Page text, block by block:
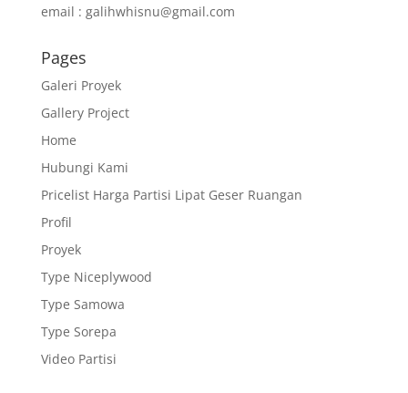
email : galihwhisnu@gmail.com
Pages
Galeri Proyek
Gallery Project
Home
Hubungi Kami
Pricelist Harga Partisi Lipat Geser Ruangan
Profil
Proyek
Type Niceplywood
Type Samowa
Type Sorepa
Video Partisi